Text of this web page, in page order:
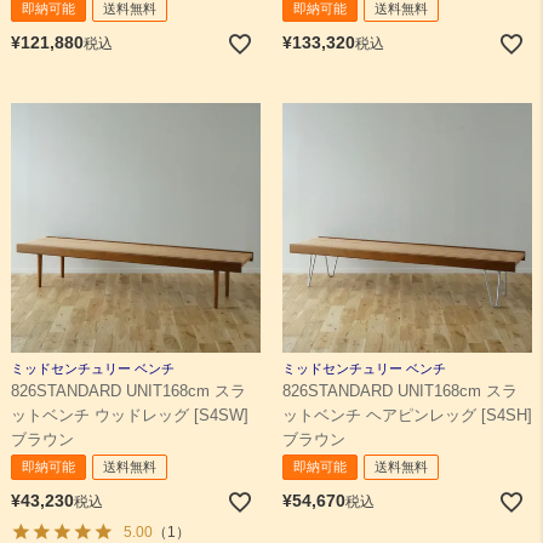
即納可能 送料無料
¥121,880税込
即納可能 送料無料
¥133,320税込
ミッドセンチュリー ベンチ
826STANDARD UNIT168cm スラ
ットベンチ ウッドレッグ [S4SW]
ブラウン
即納可能 送料無料
¥43,230税込
5.00（1）
ミッドセンチュリー ベンチ
826STANDARD UNIT168cm スラ
ットベンチ ヘアピンレッグ [S4SH]
ブラウン
即納可能 送料無料
¥54,670税込